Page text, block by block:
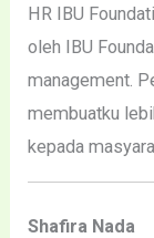
HR IBU
oleh IBU
management.
membuatku
kepada
Shafira Nada